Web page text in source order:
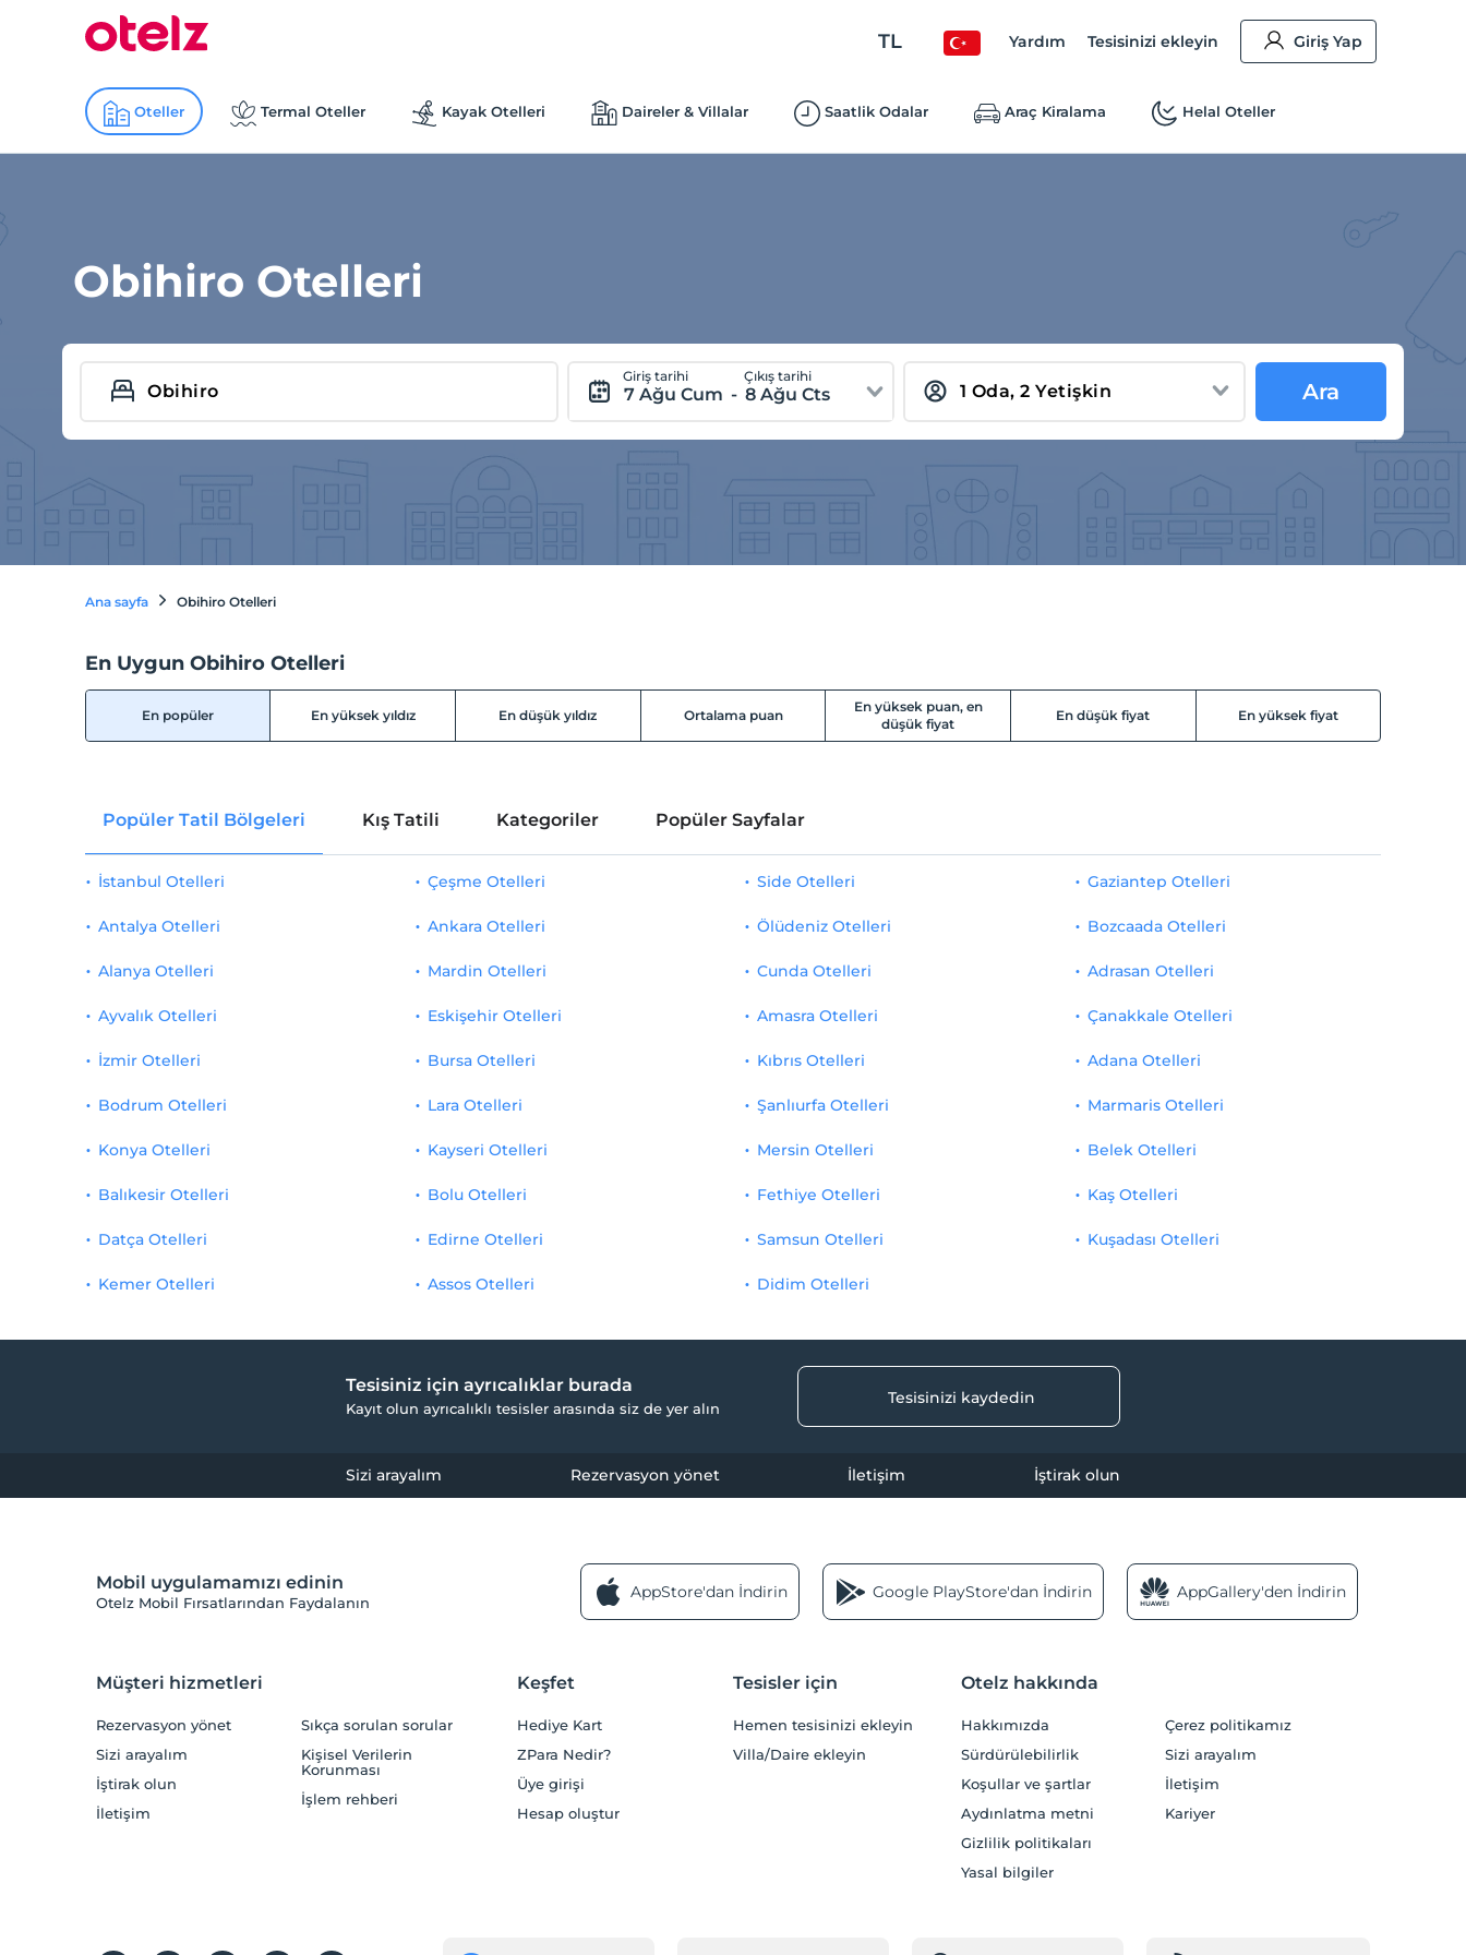
TL Yardım Tesisinizi ekleyin Giriş Yap
Oteller Termal Oteller Kayak Otelleri Daireler & Villalar Saatlik Odalar Araç Kiralama Helal Oteller
Obihiro Otelleri
Giriş tarihi
7 Ağu Cum -
Çıkış tarihi
8 Ağu Cts Ara
Ana sayfa Obihiro Otelleri
En Uygun Obihiro Otelleri
En popüler En yüksek yıldız En düşük yıldız Ortalama puan
En yüksek puan, en
düşük fiyat
En düşük fiyat En yüksek fiyat
Popüler Tatil Bölgeleri Kış Tatili Kategoriler Popüler Sayfalar
İstanbul Otelleri
Antalya Otelleri
Alanya Otelleri
Ayvalık Otelleri
İzmir Otelleri
Çeşme Otelleri
Ankara Otelleri
Mardin Otelleri
Eskişehir Otelleri
Bursa Otelleri
Side Otelleri
Ölüdeniz Otelleri
Cunda Otelleri
Amasra Otelleri
Kıbrıs Otelleri
Gaziantep Otelleri
Bozcaada Otelleri
Adrasan Otelleri
Çanakkale Otelleri
Adana Otelleri
Bodrum Otelleri
Konya Otelleri
Balıkesir Otelleri
Datça Otelleri
Kemer Otelleri
Lara Otelleri
Kayseri Otelleri
Bolu Otelleri
Edirne Otelleri
Assos Otelleri
Şanlıurfa Otelleri
Mersin Otelleri
Fethiye Otelleri
Samsun Otelleri
Didim Otelleri
Marmaris Otelleri
Belek Otelleri
Kaş Otelleri
Kuşadası Otelleri
Tesisiniz için ayrıcalıklar burada
Kayıt olun ayrıcalıklı tesisler arasında siz de yer alın
Tesisinizi kaydedin
Sizi arayalım Rezervasyon yönet İletişim İştirak olun
Mobil uygulamamızı edinin
Otelz Mobil Fırsatlarından Faydalanın
AppStore'dan İndirin Google PlayStore'dan İndirin AppGallery'den İndirin
Müşteri hizmetleri
Rezervasyon yönet
Sizi arayalım
İştirak olun
İletişim
Sıkça sorulan sorular
Kişisel Verilerin
Korunması
İşlem rehberi
Keşfet
Hediye Kart
ZPara Nedir?
Üye girişi
Hesap oluştur
Tesisler için
Hemen tesisinizi ekleyin
Villa/Daire ekleyin
Otelz hakkında
Hakkımızda
Sürdürülebilirlik
Koşullar ve şartlar
Aydınlatma metni
Gizlilik politikaları
Yasal bilgiler
Çerez politikamız
Sizi arayalım
İletişim
Kariyer